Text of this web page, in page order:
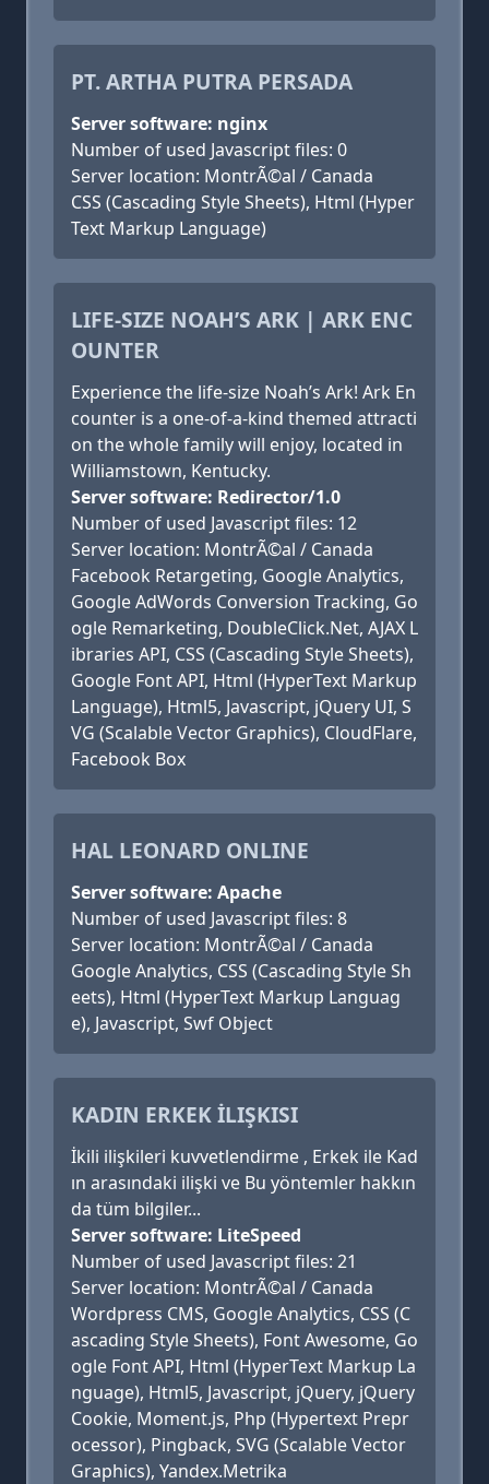
PT. ARTHA PUTRA PERSADA
Server software: nginx
Number of used Javascript files: 0
Server location: MontrÃ©al / Canada
CSS (Cascading Style Sheets), Html (Hyper
Text Markup Language)
LIFE-SIZE NOAH’S ARK | ARK ENC
OUNTER
Experience the life-size Noah’s Ark! Ark En
counter is a one-of-a-kind themed attracti
on the whole family will enjoy, located in
Williamstown, Kentucky.
Server software: Redirector/1.0
Number of used Javascript files: 12
Server location: MontrÃ©al / Canada
Facebook Retargeting, Google Analytics,
Google AdWords Conversion Tracking, Go
ogle Remarketing, DoubleClick.Net, AJAX L
ibraries API, CSS (Cascading Style Sheets),
Google Font API, Html (HyperText Markup
Language), Html5, Javascript, jQuery UI, S
VG (Scalable Vector Graphics), CloudFlare,
Facebook Box
HAL LEONARD ONLINE
Server software: Apache
Number of used Javascript files: 8
Server location: MontrÃ©al / Canada
Google Analytics, CSS (Cascading Style Sh
eets), Html (HyperText Markup Languag
e), Javascript, Swf Object
KADIN ERKEK İLIŞKISI
İkili ilişkileri kuvvetlendirme , Erkek ile Kad
ın arasındaki ilişki ve Bu yöntemler hakkın
da tüm bilgiler...
Server software: LiteSpeed
Number of used Javascript files: 21
Server location: MontrÃ©al / Canada
Wordpress CMS, Google Analytics, CSS (C
ascading Style Sheets), Font Awesome, Go
ogle Font API, Html (HyperText Markup La
nguage), Html5, Javascript, jQuery, jQuery
Cookie, Moment.js, Php (Hypertext Prepr
ocessor), Pingback, SVG (Scalable Vector
Graphics), Yandex.Metrika